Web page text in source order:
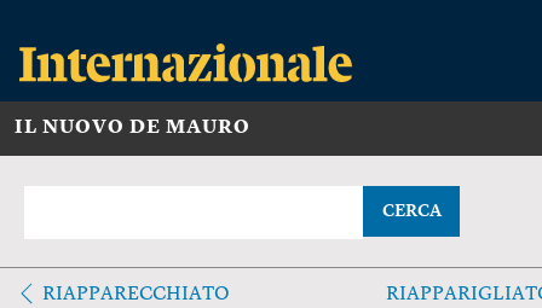
IL NUOVO DE MAURO
CERCA
RIAPPARECCHIATO